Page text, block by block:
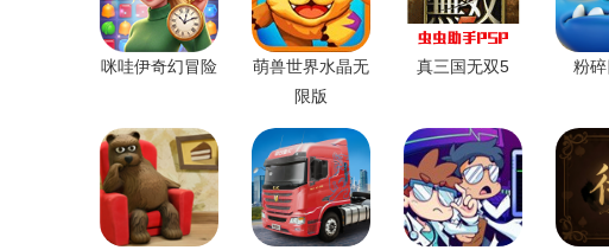
咪哇伊奇幻冒险
萌兽世界水晶无
限版
真三国无双5 粉